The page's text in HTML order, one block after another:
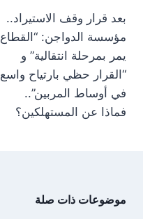
المقالات
بعد قرار وقف الاستيراد..
مؤسسة الدواجن: “القطاع
يمر بمرحلة انتقالية” و
“القرار حظي بارتياح واسع
في أوساط المربين”..
فماذا عن المستهلكين؟
موضوعات ذات صلة